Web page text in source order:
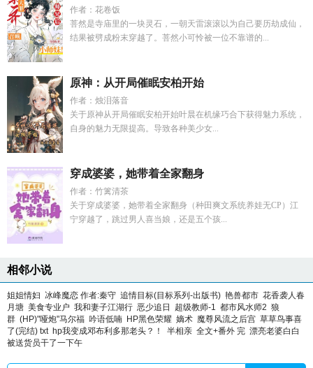
作者：花卷饭
菩然是寺庙里的一块灵石，一朝天雷滚滚以为自己要历劫成仙，
结果被劈成粉末穿越了。菩然小可怜被一位不靠谱的...
原神：从开局催眠安柏开始
作者：烛泪落音
关于原神从开局催眠安柏开始叶晨在机缘巧合下获得魅力系统，
自身的魅力无限提高。导致各种美少女...
穿成婆婆，她带着全家翻身
作者：竹篱清茶
关于穿成婆婆，她带着全家翻身（种田爽文系统养娃无CP）江
宁穿越了，跳过男人喜当娘，还是五个孩...
相邻小说
姐姐情妇 冰峰魔恋 作者:秦守 追情目标(目标系列-出版书) 艳兽都市 花香袭人春
月塘 美食专业户 我和妻子江湖行 恶少追日 超级教师-1 都市风水师2 狼
群 (HP)"哑炮"马尔福 吟语低喃 HP黑色荣耀 嫡术 魔尊风流之后宫 草草鸟事喜
了(完结) txt hp我变成邓布利多那老头？！ 半相亲 全文+番外 完 漂亮老婆白白
被送货员干了一下午